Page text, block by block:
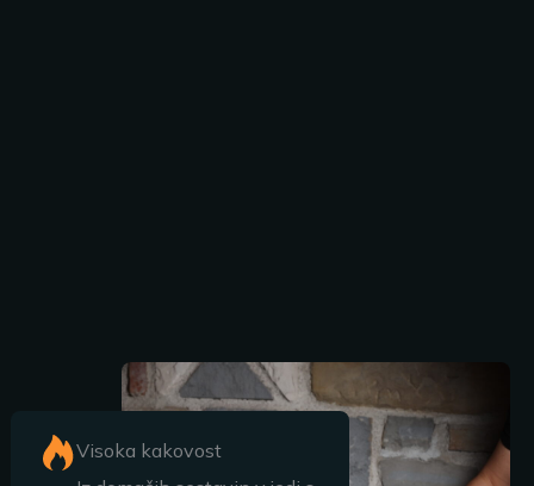
Visoka kakovost